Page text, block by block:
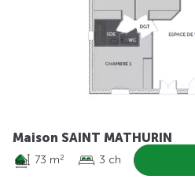
Maison SAINT MATHURIN
73 m2 3 ch